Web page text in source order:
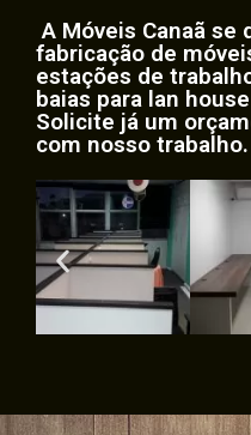
A Móveis Canaã se
fabricação de
estações de
baias para lan
Solicite já um
com nosso trabalho.